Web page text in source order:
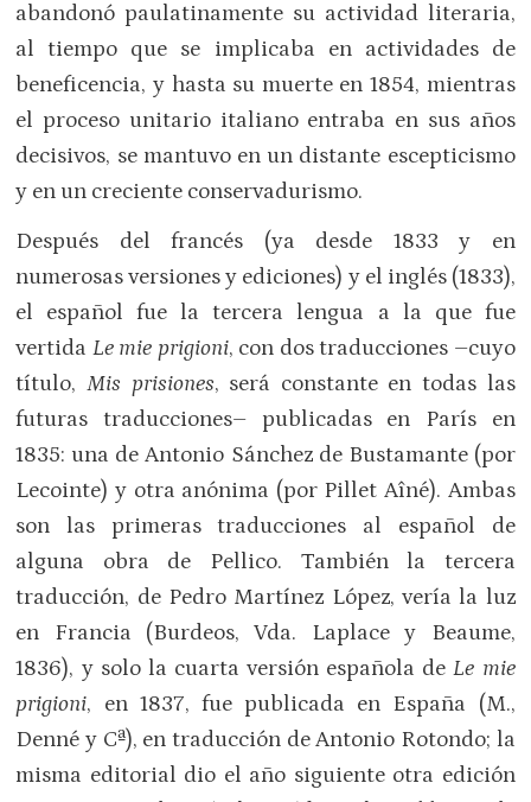
abandonó paulatinamente su actividad literaria,
al tiempo que se implicaba en actividades de
beneficencia, y hasta su muerte en 1854, mientras
el proceso unitario italiano entraba en sus años
decisivos, se mantuvo en un distante escepticismo
y en un creciente conservadurismo.
Después del francés (ya desde 1833 y en
numerosas versiones y ediciones) y el inglés (1833),
el español fue la tercera lengua a la que fue
vertida Le mie prigioni, con dos traducciones –cuyo
título,Mis prisiones, será constante en todas las
futuras traducciones– publicadas en París en
1835: una de Antonio Sánchez de Bustamante (por
Lecointe) y otra anónima (por Pillet Aîné). Ambas
son las primeras traducciones al español de
alguna obra de Pellico. También la tercera
traducción, de Pedro Martínez López, vería la luz
en Francia (Burdeos, Vda. Laplace y Beaume,
1836), y solo la cuarta versión española deLe mie
prigioni, en 1837, fue publicada en España (M.,
Denné y Cª), en traducción de Antonio Rotondo; la
misma editorial dio el año siguiente otra edición